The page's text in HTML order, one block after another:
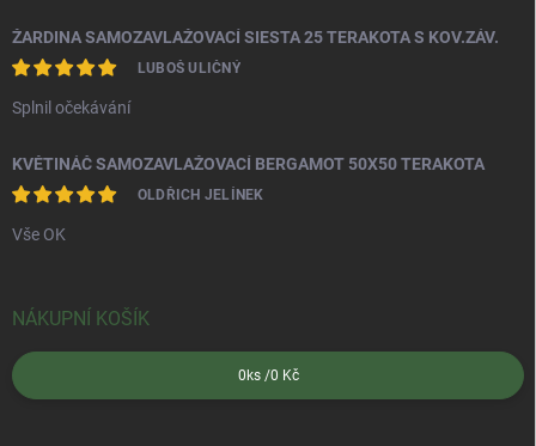
ŽARDINA SAMOZAVLAŽOVACÍ SIESTA 25 TERAKOTA S KOV.ZÁV.
LUBOŠ ULIČNÝ
Splnil očekávání
KVĚTINÁČ SAMOZAVLAŽOVACÍ BERGAMOT 50X50 TERAKOTA
OLDŘICH JELÍNEK
Vše OK
NÁKUPNÍ KOŠÍK
0 ks /0 Kč